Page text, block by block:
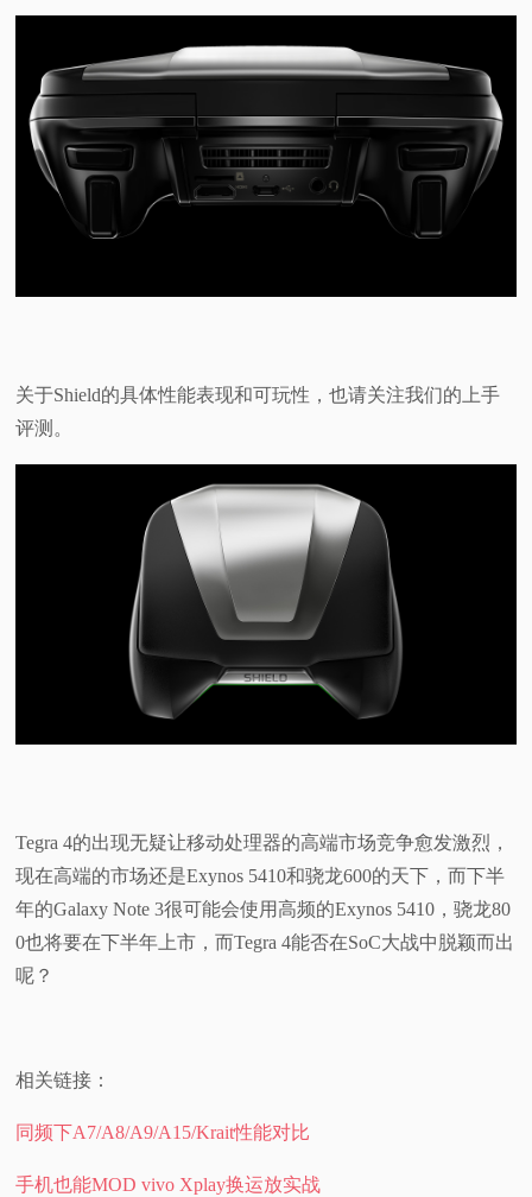
关于Shield的具体性能表现和可玩性，也请关注我们的上手
评测。
Tegra 4的出现无疑让移动处理器的高端市场竞争愈发激烈，
现在高端的市场还是Exynos 5410和骁龙600的天下，而下半
年的Galaxy Note 3很可能会使用高频的Exynos 5410，骁龙80
0也将要在下半年上市，而Tegra 4能否在SoC大战中脱颖而出
呢？
相关链接：
同频下A7/A8/A9/A15/Krait性能对比
手机也能MOD vivo Xplay换运放实战